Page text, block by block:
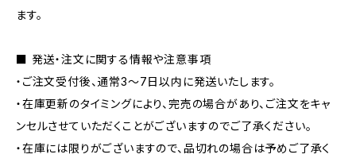
ます。
■ 発送・注文に関する情報や注意事項
・ご注文受付後、通常3〜7日以内に発送いたします。
・在庫更新のタイミングにより、完売の場合があり、ご注文をキャ
ンセルさせていただくことがございますのでご了承ください。
・在庫には限りがございますので、品切れの場合は予めご了承く